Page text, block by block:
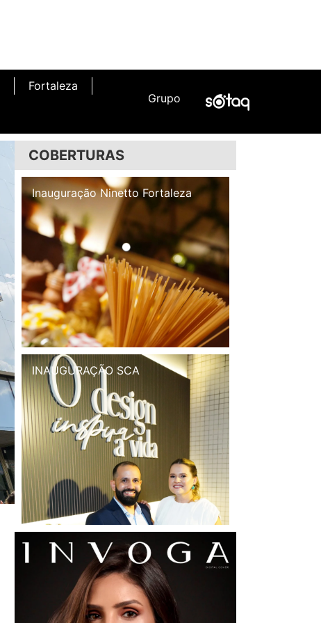
Fortaleza
Grupo
COBERTURAS
Inauguração Illa Café
INAUGURAÇÃO SCA